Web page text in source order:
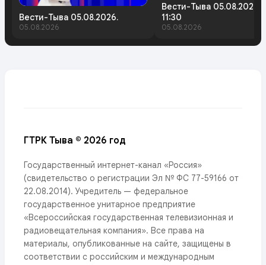
Вести-Тыва 05.08.2026.
05.08.2026
Вести-Тыва 05.08.2026.
11:30
05.08.2026
ГТРК Тыва © 2026 год
Государственный интернет-канал «Россия»
(свидетельство о регистрации Эл № ФС 77-59166 от
22.08.2014). Учредитель — федеральное
государственное унитарное предприятие
«Всероссийская государственная телевизионная и
радиовещательная компания». Все права на
материалы, опубликованные на сайте, защищены в
соответствии с российским и международным